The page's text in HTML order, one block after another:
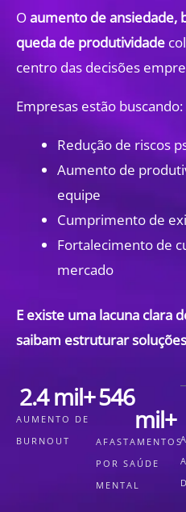
Oaumento de ansiedade,
queda de produtividade
centro das decisões
Empresas estão buscando:
Redução de riscos
Aumento de
equipe
Cumprimento de
Fortalecimento de
mercado
E existe uma lacuna clara
saibam estruturar
AUMENTO DE
BURNOUT
2.4 mil+
AFASTAMENTOS
POR SAÚDE
MENTAL
546
mil+